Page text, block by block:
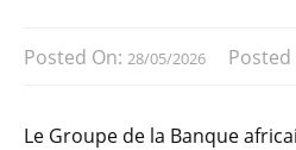
Posted On: 28/05/2026 Posted
Le Groupe de la Banque